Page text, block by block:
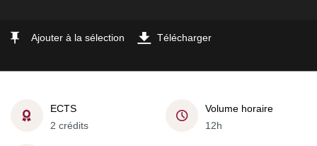
Ajouter à la sélection Télécharger
ECTS
2 crédits
Volume horaire
12h